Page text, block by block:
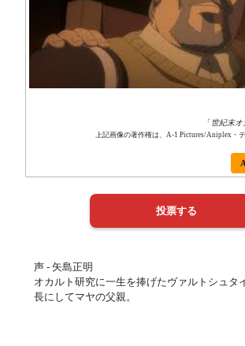
「世紀末オ
上記画像の著作権は、A-1 Pictures/Aniplex・
声 - 矢島正明
オカルト研究に一生を捧げたヴァルトシュタ
長にしてマヤの父親。